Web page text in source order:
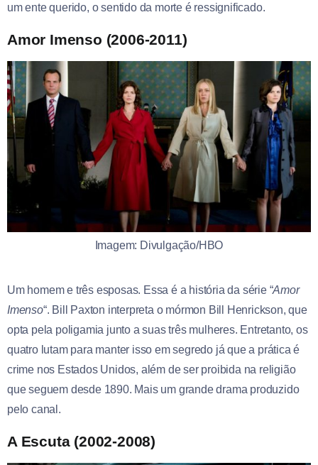
um ente querido, o sentido da morte é ressignificado.
Amor Imenso (2006-2011)
Imagem: Divulgação/HBO
Um homem e três esposas. Essa é a história da série “Amor
Imenso“. Bill Paxton interpreta o mórmon Bill Henrickson, que
opta pela poligamia junto a suas três mulheres. Entretanto, os
quatro lutam para manter isso em segredo já que a prática é
crime nos Estados Unidos, além de ser proibida na religião
que seguem desde 1890. Mais um grande drama produzido
pelo canal.
A Escuta (2002-2008)